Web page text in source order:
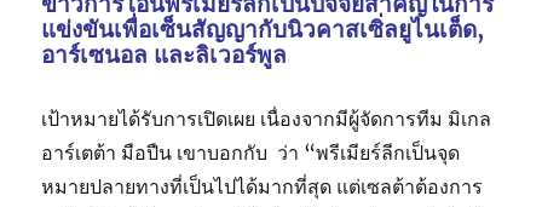
แข่งขันเพื่อเซ็นสัญญากับนิวคาสเซิ่ลยูไนเต็ด,
อาร์เซนอล และลิเวอร์พูล
เป้าหมายได้รับการเปิดเผย เนื่องจากมีผู้จัดการทีม มิเกล
อาร์เตต้า มือปืน เขาบอกกับ ว่า “พรีเมียร์ลีกเป็นจุด
หมายปลายทางที่เป็นไปได้มากที่สุด แต่เซลต้าต้องการ